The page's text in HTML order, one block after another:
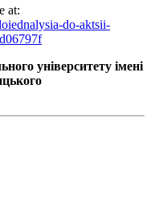
at:
do-aktsii-
університету імені